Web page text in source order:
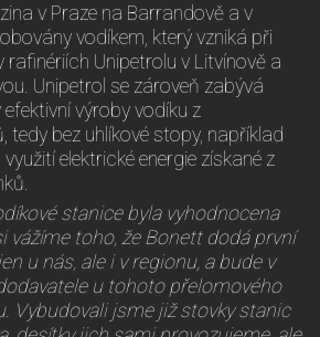
v Praze na Barrandově a v
vodíkem, který vzniká při
Unipetrolu v Litvínově a
Unipetrol se zároveň zabývá
výroby vodíku z
tedy bez uhlíkové stopy, například
elektrické energie získané z
stanice byla vyhodnocena
vážíme toho, že Bonett dodá první
u nás, ale i v regionu, a bude v
u tohoto přelomového
Vybudovali jsme již stovky stanic